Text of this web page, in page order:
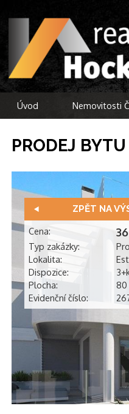
Úvod Nemovitosti
PRODEJ
ZPĚT NA
Cena:
Typ zakázky:
Lokalita:
Dispozice:
Plocha:
80
Evidenční číslo: